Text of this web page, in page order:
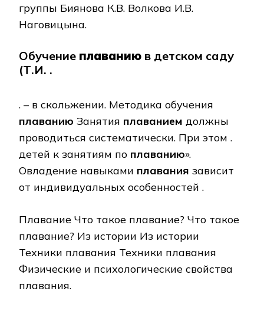
группы Биянова К.В. Волкова И.В.
Наговицына.
Обучение плаванию в детском саду
(Т.И. .
. – в скольжении. Методика обучения
плаванию Занятия плаванием должны
проводиться систематически. При этом .
детей к занятиям по плаванию».
Овладение навыками плавания зависит
от индивидуальных особенностей .
Плавание Что такое плавание? Что такое
плавание? Из истории Из истории
Техники плавания Техники плавания
Физические и психологические свойства
плавания.